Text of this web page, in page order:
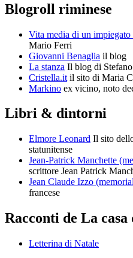
Blogroll riminese
Vita media di un
Mario Ferri
Giovanni Benaglia il blog
La stanza Il blog di
Cristella.it il sito di Maria
Markino ex vicino, noto
Libri & dintorni
Elmore Leonard Il sito
statunitense
Jean-Patrick Manchette
scrittore Jean Patrick
Jean Claude Izzo
francese
Racconti de La
Letterina di Natale